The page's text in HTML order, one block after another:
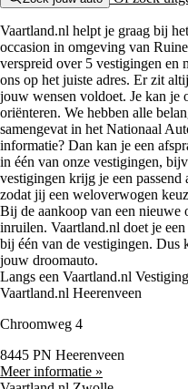
Vaartland.nl helpt je graag bij
occasion in omgeving van
verspreid over 5 vestigingen en
ons op het juiste adres. Er zit
jouw wensen voldoet. Je kan je
oriënteren. We hebben alle
samengevat in het Nationaal
informatie? Dan kan je een
in één van onze vestigingen,
vestigingen krijg je een passend
zodat jij een weloverwogen
Bij de aankoop van een nieuwe
inruilen. Vaartland.nl doet je
bij één van de vestigingen. Dus
jouw droomauto.
Langs een Vaartland.nl
Vaartland.nl Heerenveen
Chroomweg 4
8445 PN Heerenveen
Meer informatie »